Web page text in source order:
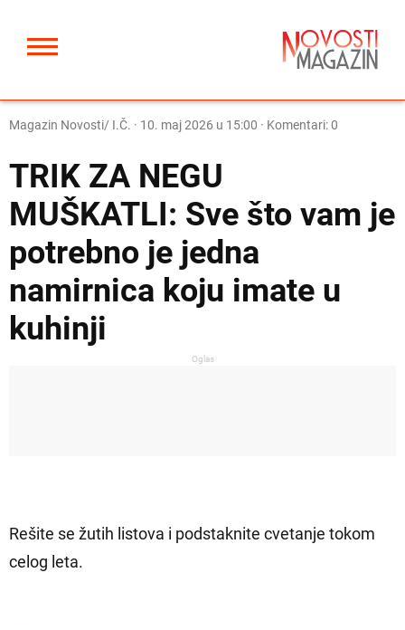
Magazin Novosti/ I.Č. · 10. maj 2026 u 15:00 · Komentari: 0
TRIK ZA NEGU
MUŠKATLI: Sve što vam je
potrebno je jedna
namirnica koju imate u
kuhinji
Oglas
Rešite se žutih listova i podstaknite cvetanje tokom
celog leta.